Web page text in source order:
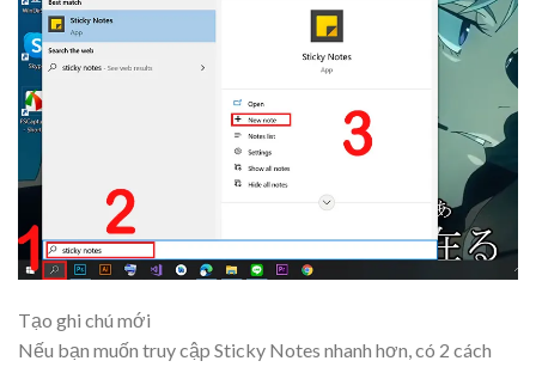
Tạo ghi chú mới
Nếu bạn muốn truy cập Sticky Notes nhanh hơn, có 2 cách